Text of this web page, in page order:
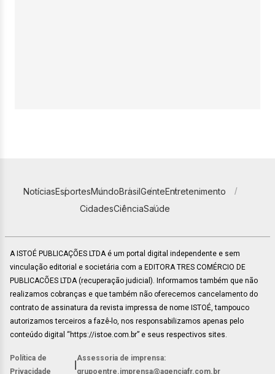
NotíciasEsportesMundoBrasilGenteEntretenimento
CidadesCiênciaSaúde
A ISTOÉ PUBLICAÇÕES LTDA é um portal digital independente e sem
vinculação editorial e societária com a EDITORA TRES COMÉRCIO DE
PUBLICACÕES LTDA (recuperação judicial). Informamos também que não
realizamos cobranças e que também não oferecemos cancelamento do
contrato de assinatura da revista impressa de nome ISTOÉ, tampouco
autorizamos terceiros a fazê-lo, nos responsabilizamos apenas pelo
conteúdo digital “https://istoe.com.br” e seus respectivos sites.
Política de
Privacidade
Assessoria de imprensa:
grupoentre.imprensa@agenciafr.com.br